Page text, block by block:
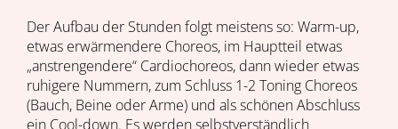
Der Aufbau der Stunden folgt meistens so: Warm-up,
etwas erwärmendere Choreos, im Hauptteil etwas
„anstrengendere“ Cardiochoreos, dann wieder etwas
ruhigere Nummern, zum Schluss 1-2 Toning Choreos
(Bauch, Beine oder Arme) und als schönen Abschluss
ein Cool-down. Es werden selbstverständlich